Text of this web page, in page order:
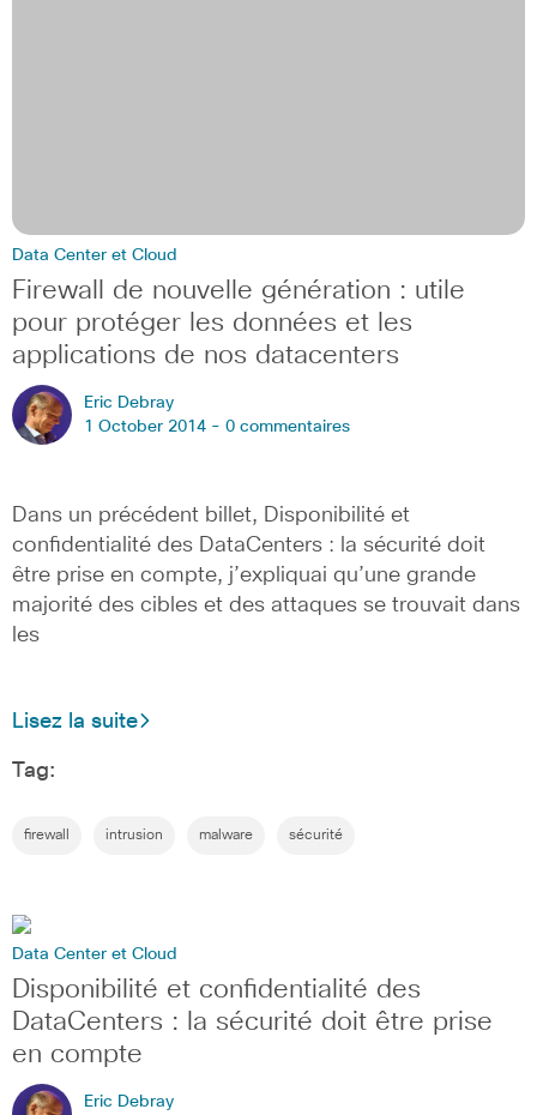
Data Center et Cloud
Firewall de nouvelle génération : utile
pour protéger les données et les
applications de nos datacenters
Eric Debray
1 October 2014 - 0 commentaires
Dans un précédent billet, Disponibilité et
confidentialité des DataCenters : la sécurité doit
être prise en compte, j’expliquai qu’une grande
majorité des cibles et des attaques se trouvait dans
les
Lisez la suite
Tag:
firewall intrusion malware sécurité
Data Center et Cloud
Disponibilité et confidentialité des
DataCenters : la sécurité doit être prise
en compte
Eric Debray